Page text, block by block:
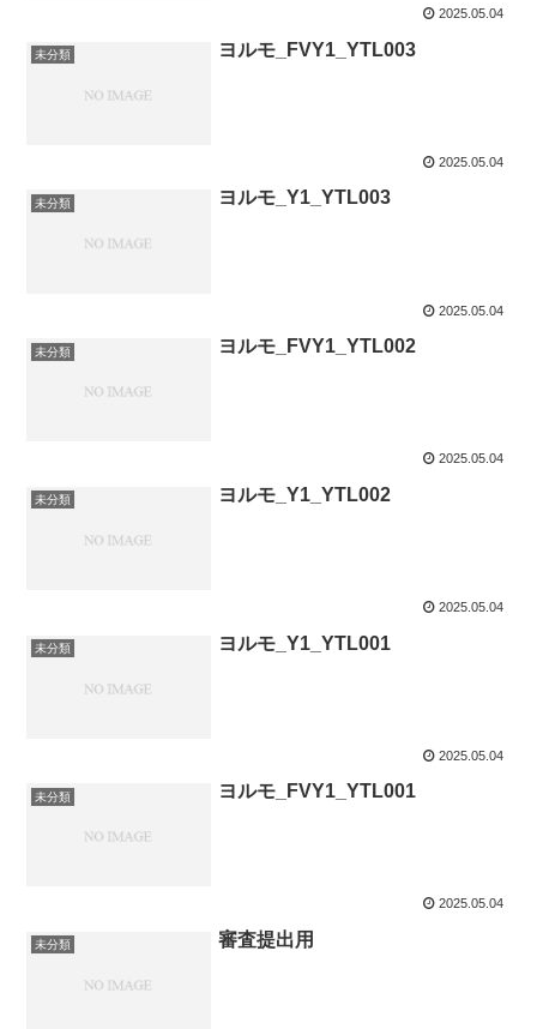
2025.05.04
未分類 ヨルモ_FVY1_YTL003
2025.05.04
未分類 ヨルモ_Y1_YTL003
2025.05.04
未分類 ヨルモ_FVY1_YTL002
2025.05.04
未分類 ヨルモ_Y1_YTL002
2025.05.04
未分類 ヨルモ_Y1_YTL001
2025.05.04
未分類 ヨルモ_FVY1_YTL001
2025.05.04
未分類 審査提出用